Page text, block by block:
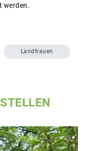
werden.
Landfrauen